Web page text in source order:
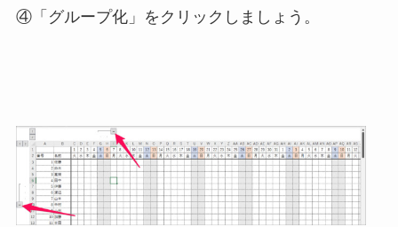
④「グループ化」をクリックしましょう。